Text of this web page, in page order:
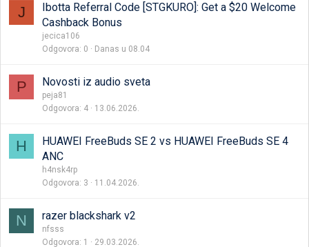
J
Ibotta Referral Code [STGKURO]: Get a $20 Welcome
Cashback Bonus
jecica106
Odgovora 0 Danas u 08.04
P Novosti iz audio sveta
peja81
Odgovora 4 13.06.2026.
H
HUAWEI FreeBuds SE 2 vs HUAWEI FreeBuds SE 4
ANC
h4nsk4rp
Odgovora 3 11.04.2026.
N razer blackshark v2
nfsss
Odgovora 1 29.03.2026.